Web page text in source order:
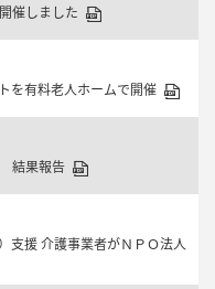
催しました
を有料老人ホームで開催
結果報告
支援 介護事業者がＮＰＯ法人